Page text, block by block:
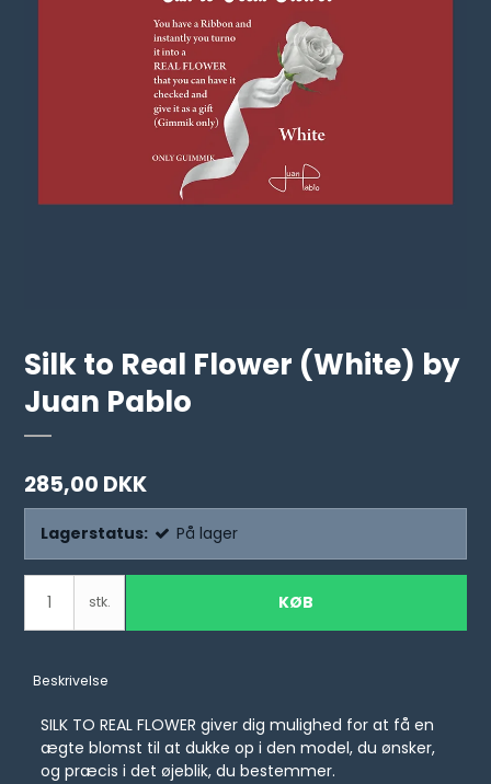
Silk to Real Flower (White) by
Juan Pablo
285,00 DKK
Lagerstatus: På lager
stk. KØB
Beskrivelse
SILK TO REAL FLOWER giver dig mulighed for at få en
ægte blomst til at dukke op i den model, du ønsker,
og præcis i det øjeblik, du bestemmer.